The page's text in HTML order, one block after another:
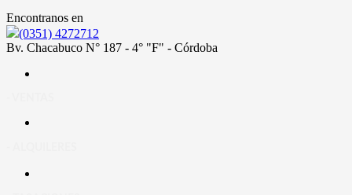
Encontranos en
(0351) 4272712
Bv. Chacabuco N° 187 - 4° "F" - Córdoba